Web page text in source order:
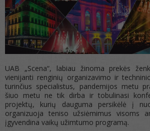
UAB „Scena“, labiau žinoma prekės
vienijanti renginių organizavimo ir
turinčius specialistus, pandemijos metu
šiuo metu ne tik dirba ir tobulinasi
projektų, kurių dauguma persikėlė į
organizuoja teniso užsiėmimus visoms
įgyvendina vaikų užimtumo programą.